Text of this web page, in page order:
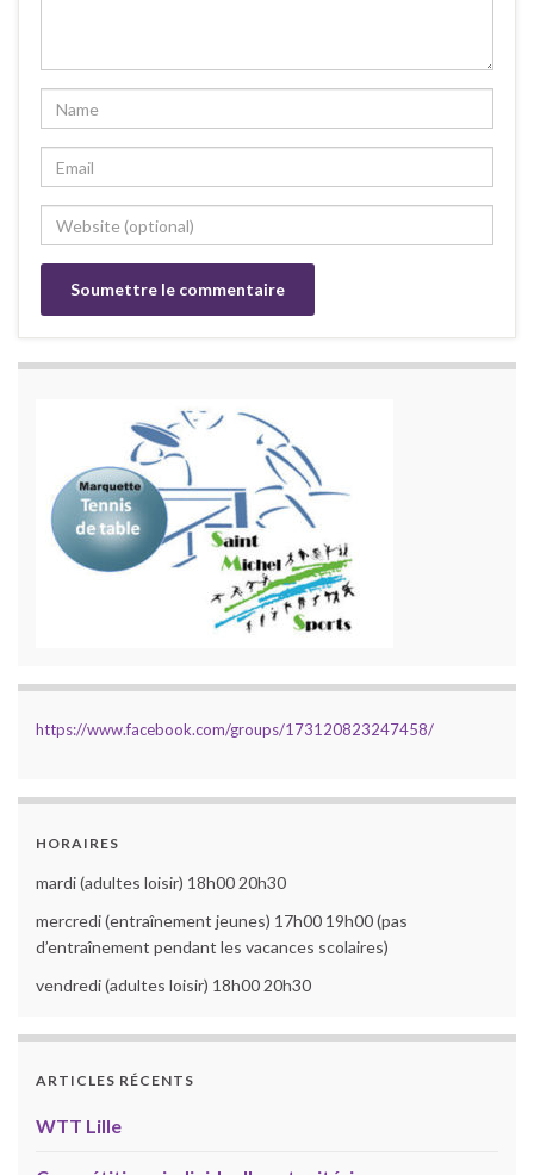
https://www.facebook.com/groups/173120823247458/
HORAIRES
mardi (adultes loisir) 18h00 20h30
mercredi (entraînement jeunes) 17h00 19h00 (pas
d’entraînement pendant les vacances scolaires)
vendredi (adultes loisir) 18h00 20h30
ARTICLES RÉCENTS
WTT Lille